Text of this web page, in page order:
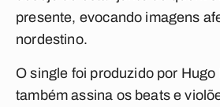
presente, evocando imagens
nordestino.
O single foi produzido por Hugo
também assina os beats e